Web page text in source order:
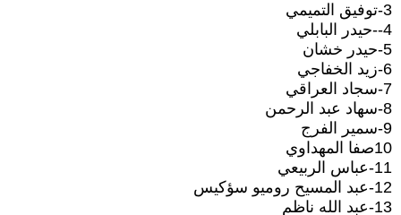
3-توفيق التميمي
4--حيدر البابلي
5-حيدر خشان
6-زيد الخفاجي
7-سجاد العراقي
8-سهاد عبد الرحمن
9-سمير الفرج
10صفا المهداوي
11-عباس الربيعي
12-عبد المسيح روميو سؤكيس
13-عبد الله ناظم